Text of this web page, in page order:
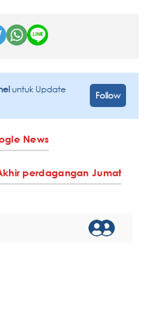
untuk Update
Follow
News
perdagangan Jumat